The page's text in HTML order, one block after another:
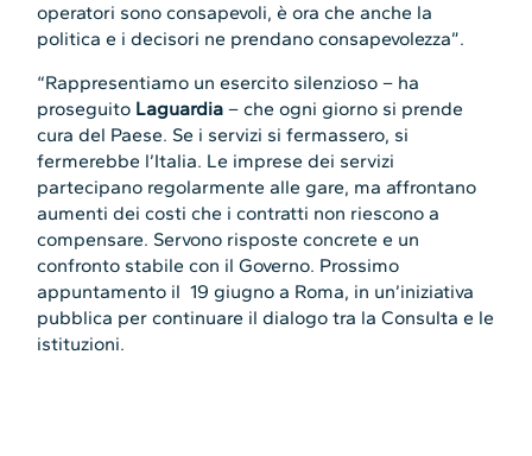
operatori sono consapevoli, è ora che anche la
politica e i decisori ne prendano consapevolezza”.
“Rappresentiamo un esercito silenzioso – ha
proseguito Laguardia – che ogni giorno si prende
cura del Paese. Se i servizi si fermassero, si
fermerebbe l’Italia. Le imprese dei servizi
partecipano regolarmente alle gare, ma affrontano
aumenti dei costi che i contratti non riescono a
compensare. Servono risposte concrete e un
confronto stabile con il Governo. Prossimo
appuntamento il 19 giugno a Roma, in un’iniziativa
pubblica per continuare il dialogo tra la Consulta e le
istituzioni.